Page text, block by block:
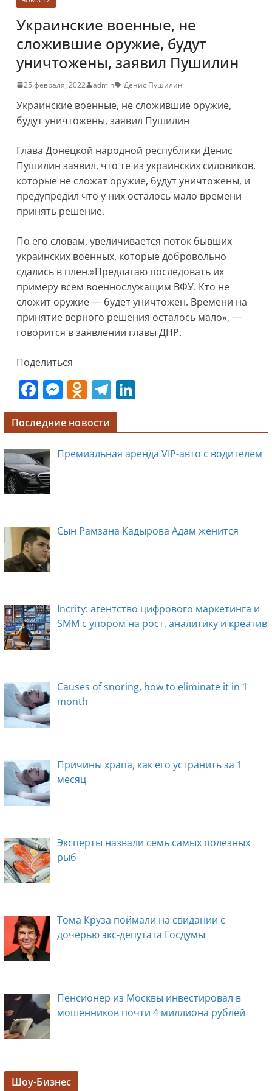
Украинские военные, не
сложившие оружие, будут
уничтожены, заявил Пушилин
25 февраля, 2022 admin Денис Пушилин
Украинские военные, не сложившие оружие,
будут уничтожены, заявил Пушилин
Глава Донецкой народной республики Денис
Пушилин заявил, что те из украинских силовиков,
которые не сложат оружие, будут уничтожены, и
предупредил что у них осталось мало времени
принять решение.
По его словам, увеличивается поток бывших
украинских военных, которые добровольно
сдались в плен.»Предлагаю последовать их
примеру всем военнослужащим ВФУ. Кто не
сложит оружие — будет уничтожен. Времени на
принятие верного решения осталось мало», —
говорится в заявлении главы ДНР.
Поделиться
F
a
c
e
b
o
k
M
e
ss
e
n
O
d
n
o
ni
T
el
e
gr
Li
k
e
dI
Последние новости
Премиальная аренда VIP-авто с водителем
Сын Рамзана Кадырова Адам женится
Incrity: агентство цифрового маркетинга и
SMM с упором на рост, аналитику и креатив
Causes of snoring, how to eliminate it in 1
month
Причины храпа, как его устранить за 1
месяц
Эксперты назвали семь самых полезных
рыб
Тома Круза поймали на свидании с
дочерью экс-депутата Госдумы
Пенсионер из Москвы инвестировал в
мошенников почти 4 миллиона рублей
Задержана мэр Кургана Елена Ситникова, в
Шоу-Бизнес